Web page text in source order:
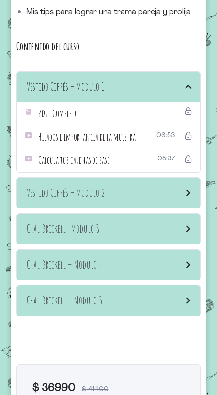
Mis tips para lograr una trama pareja y prolija
Contenido del curso
Vestido Ciprés – Modulo 1
PDF | Completo
Hilados e importancia de la muestra
06:53
Calcula tus cadenas de base 05:37
Vestido Ciprés – Modulo 2
Chal Brickell- Modulo 3
Chal Brickell – Modulo 4
Chal Brickell – Modulo 5
$36990 $41100